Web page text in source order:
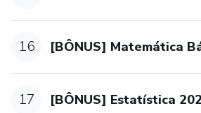
Módulo 30 [BÔNUS] Questões
16 [BÔNUS] Matemática
17 [BÔNUS] Estatística